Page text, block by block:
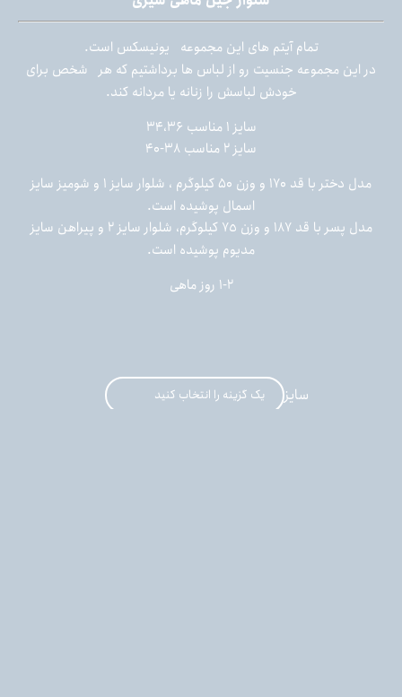
تمام آیتم های این مجموعه یونیسکس است.
در این مجموعه جنسیت رو از لباس ها برداشتیم که هر شخص برای
خودش لباسش را زنانه یا مردانه کند.
سایز ۱ مناسب ۳۴،۳۶
سایز ۲ مناسب ۳۸-۴۰
مدل دختر با قد ۱۷۰ و وزن ۵۰ کیلوگرم ، شلوار سایز ۱ و شومیز سایز
اسمال پوشیده است.
مدل پسر با قد ۱۸۷ و وزن ٧٥ کیلوگرم، شلوار سایز ۲ و پیراهن سایز
مدیوم پوشیده است.
۱-۲ روز ماهی
سایز